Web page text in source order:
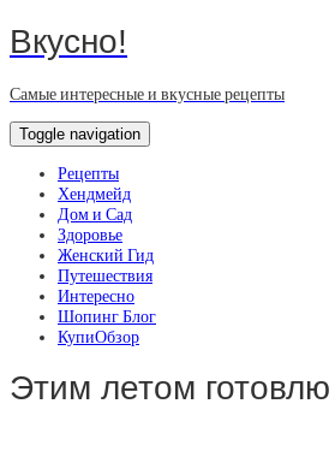
Вкусно!
Самые интересные и вкусные рецепты
Toggle navigation
Рецепты
Хендмейд
Дом и Сад
Здоровье
Женский Гид
Путешествия
Интересно
Шопинг Блог
КупиОбзор
Этим летом